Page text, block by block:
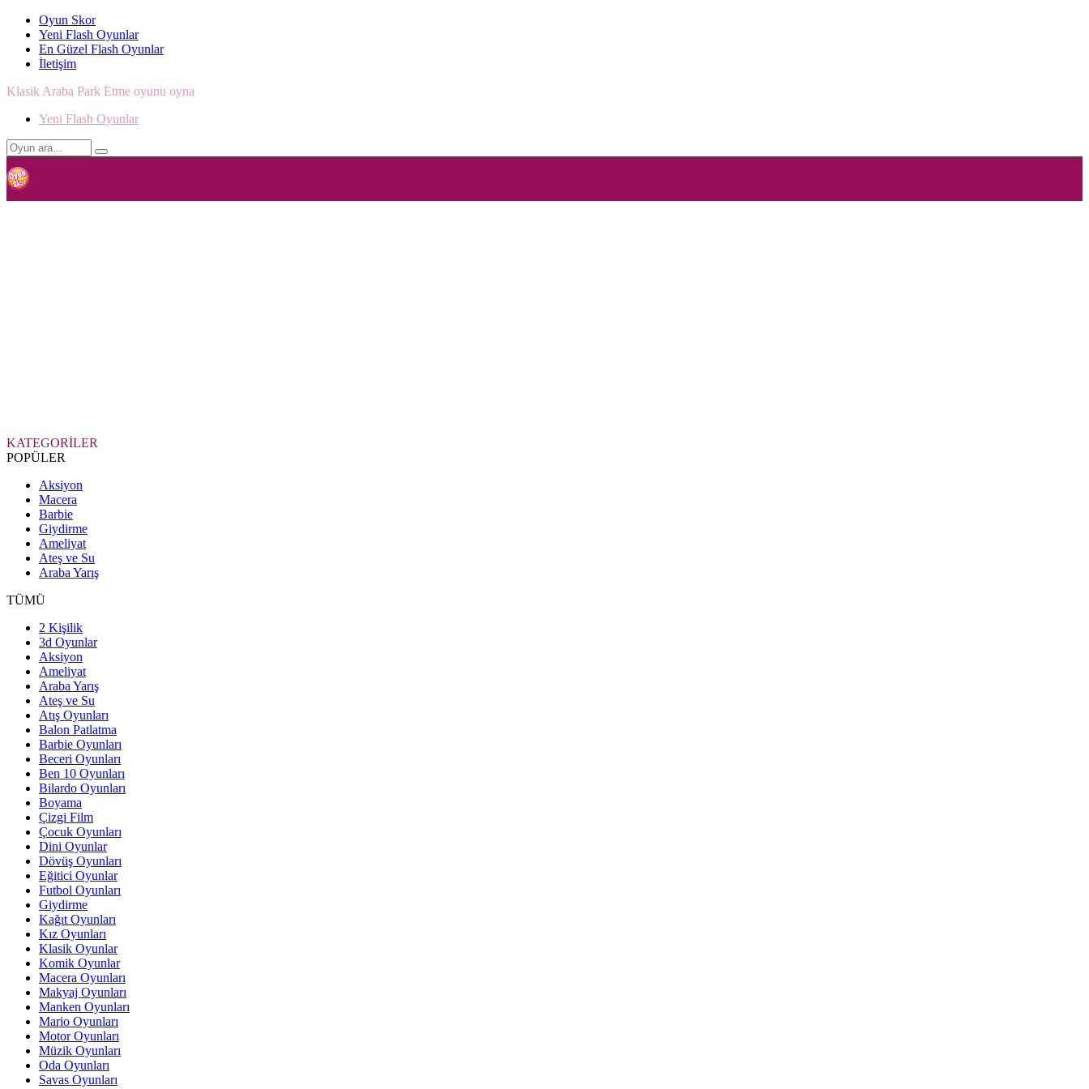
Oyun Skor
Yeni Flash Oyunlar
En Güzel Flash Oyunlar
İletişim
Klasik Araba Park Etme oyunu oyna
Yeni Flash Oyunlar
KATEGORİLER
POPÜLER
Aksiyon
Macera
Barbie
Giydirme
Ameliyat
Ateş ve Su
Araba Yarış
TÜMÜ
2 Kişilik
3d Oyunlar
Aksiyon
Ameliyat
Araba Yarış
Ateş ve Su
Atış Oyunları
Balon Patlatma
Barbie Oyunları
Beceri Oyunları
Ben 10 Oyunları
Bilardo Oyunları
Boyama
Çizgi Film
Çocuk Oyunları
Dini Oyunlar
Dövüş Oyunları
Eğitici Oyunlar
Futbol Oyunları
Giydirme
Kağıt Oyunları
Kız Oyunları
Klasik Oyunlar
Komik Oyunlar
Macera Oyunları
Makyaj Oyunları
Manken Oyunları
Mario Oyunları
Motor Oyunları
Müzik Oyunları
Oda Oyunları
Savas Oyunları